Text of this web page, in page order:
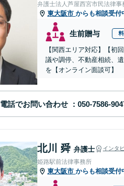
弁護士法人芦屋西宮市民法律事
東大阪市 からも相談受付
生前贈与
【関西エリア対応】【初
議や調停、不動産相続、
を【オンライン面談可】
電話でお問い合わせ
北川 舜 弁護士 インタ
姫路駅前法律事務所
東大阪市 からも相談受付